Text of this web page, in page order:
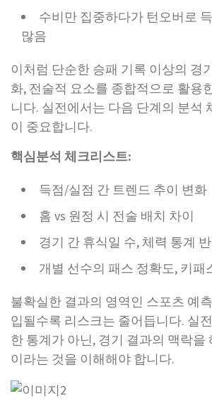
수비만 집중하다가 턴오버로
많음
이처럼 단순한 승패 기록 이상의 경
화, 전술적 요소를 종합적으로 활용
니다. 실전에서는 다음 단계의 분석
이 중요합니다.
핵심분석 체크리스트:
득점/실점 간 트렌드 추이 변화
홈 vs 원정 시 전술 배치 차이
경기 간 휴식일 수, 체력 통계
개별 선수의 패스 정확도, 키패
불확실한 결과의 영역인 스포츠 예
입될수록 리스크는 줄어듭니다. 실
한 통계가 아닌, 경기 결과의 맥락을
이라는 것을 이해해야 합니다.